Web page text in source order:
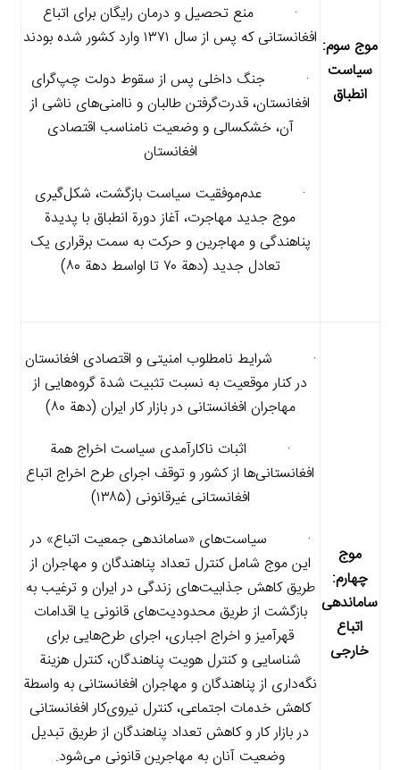
موج سوم:
سیاست
انطباق
· منع تحصیل و درمان رایگان برای اتباع
افغانستانی که پس از سال ۱۳۷۱ وارد کشور شده بودند
· جنگ داخلی پس از سقوط دولت چپ‌گرای
افغانستان، قدرت‌گرفتن طالبان و ناامنی‌های ناشی از
آن، خشکسالی و وضعیت نامناسب اقتصادی
افغانستان
· عدم‌موفقیت سیاست بازگشت، شکل‌گیری
موج جدید مهاجرت، آغاز دورة انطباق با پدیدة
پناهندگی و مهاجرین و حرکت به سمت برقراری یک
تعادل جدید (دهة ۷۰ تا اواسط دهة ۸۰)
موج
چهارم:‌
ساماندهی
اتباع
خارجی
· شرایط نامطلوب امنیتی و اقتصادی افغانستان
در کنار موقعیت به نسبت تثبیت شدة گروه‌هایی از
مهاجران افغانستانی در بازار کار ایران (دهة ۸۰)
· اثبات ناکارآمدی سیاست اخراج همة
افغانستانی‌ها از کشور و توقف اجرای طرح اخراج اتباع
افغانستانی غیرقانونی (۱۳۸۵)
· سیاست‌های «ساماندهی جمعیت اتباع» در
این موج شامل کنترل تعداد پناهندگان و مهاجران از
طریق کاهش جذابیت‌های زندگی در ایران و ترغیب به
بازگشت از طریق محدودیت‌های قانونی یا اقدامات
قهرآمیز و اخراج اجباری، اجرای طرح‌هایی برای
شناسایی و کنترل هویت پناهندگان، کنترل هزینة
نگه‌داری از پناهندگان و مهاجران افغانستانی به واسطة
کاهش خدمات اجتماعی، کنترل نیروی‌کار افغانستانی
در بازار کار و کاهش تعداد پناهندگان از طریق تبدیل
وضعیت آنان به مهاجرین قانونی می‌شود.